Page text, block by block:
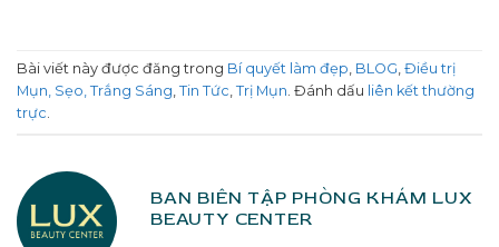
Bài viết này được đăng trong Bí quyết làm đẹp, BLOG, Điều trị
Mụn, Sẹo, Trắng Sáng, Tin Tức, Trị Mụn. Đánh dấu liên kết thường
trực.
BAN BIÊN TẬP PHÒNG KHÁM LUX
BEAUTY CENTER